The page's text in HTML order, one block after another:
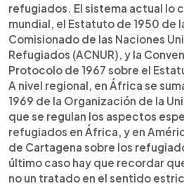
refugiados. El sistema actual lo
mundial, el Estatuto de 1950 de
Comisionado de las Naciones
Refugiados (ACNUR), y la
Protocolo de 1967 sobre el
A nivel regional, en África se
1969 de la Organización de la
que se regulan los aspectos
refugiados en África, y en
de Cartagena sobre los
último caso hay que recordar
no un tratado en el sentido